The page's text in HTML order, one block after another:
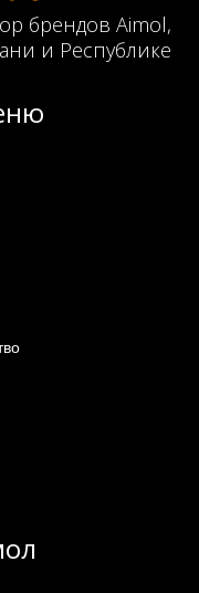
брендов Aimol,
и Республике